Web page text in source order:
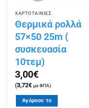
ΧΑΡΤΟΤΑΙΝΙΕΣ
Θερμικά ρολλά
57×50 25m (
συσκευασία
10τεμ)
3,00€
(3,72€ με ΦΠΑ)
Αγόρασε το